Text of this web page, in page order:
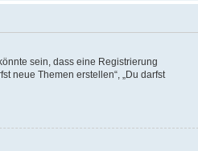
sein, dass eine Registrierung
neue Themen erstellen“, „Du darfst